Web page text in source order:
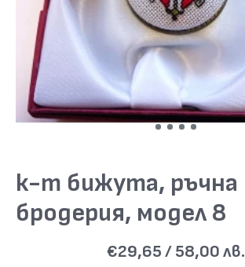
к-т бижута, ръчна
бродерия, модел 8
€29,65 / 58,00 лв.